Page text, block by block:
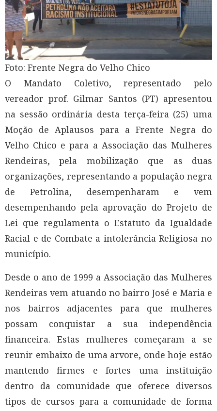
Foto: Frente Negra do Velho Chico
O Mandato Coletivo, representado pelo
vereador prof. Gilmar Santos (PT) apresentou
na sessão ordinária desta terça-feira (25) uma
Moção de Aplausos para a Frente Negra do
Velho Chico e para a Associação das Mulheres
Rendeiras, pela mobilização que as duas
organizações, representando a população negra
de Petrolina, desempenharam e vem
desempenhando pela aprovação do Projeto de
Lei que regulamenta o Estatuto da Igualdade
Racial e de Combate a intolerância Religiosa no
município.
Desde o ano de 1999 a Associação das Mulheres
Rendeiras vem atuando no bairro José e Maria e
nos bairros adjacentes para que mulheres
possam conquistar a sua independência
financeira. Estas mulheres começaram a se
reunir embaixo de uma arvore, onde hoje estão
mantendo firmes e fortes uma instituição
dentro da comunidade que oferece diversos
tipos de cursos para a comunidade de forma